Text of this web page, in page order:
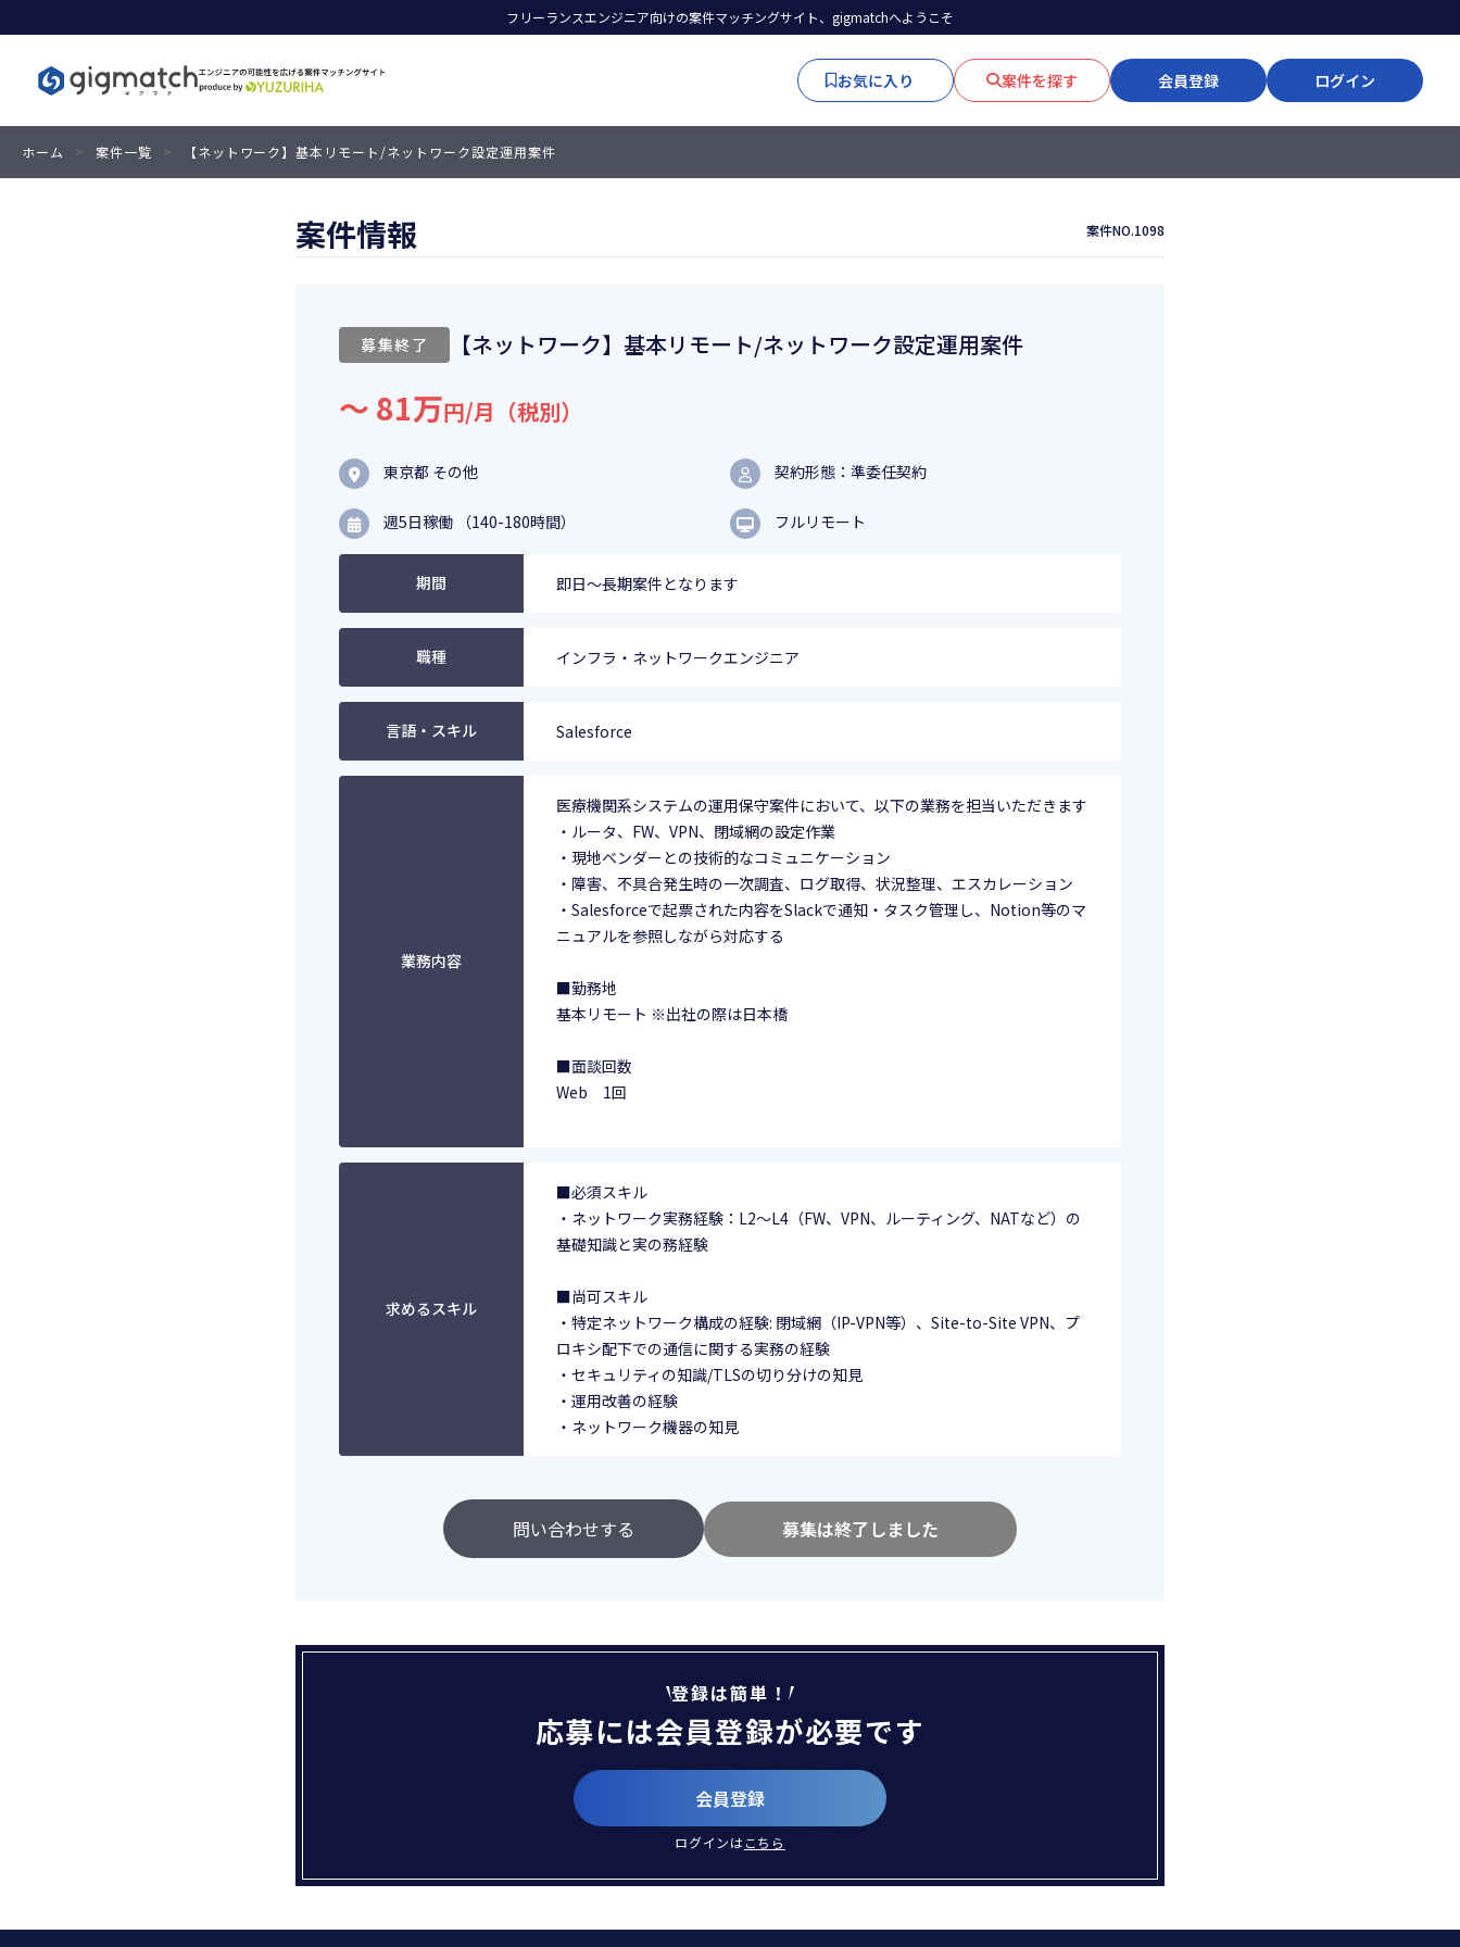
フリーランスエンジニア向けの案件マッチングサイト、gigmatchへようこそ
お気に入り 案件を探す 会員登録 ログイン
ホーム > 案件一覧 > 【ネットワーク】基本リモート/ネットワーク設定運用案件
案件情報 案件NO.1098
募集終了 【ネットワーク】基本リモート/ネットワーク設定運用案件
〜 81万円/月（税別）
東京都 その他 契約形態：準委任契約
週5日稼働 （140-180時間） フルリモート
期間 即日～長期案件となります
職種 インフラ・ネットワークエンジニア
言語・スキル Salesforce
業務内容
医療機関系システムの運用保守案件において、以下の業務を担当いただきます
・ルータ、FW、VPN、閉域網の設定作業
・現地ベンダーとの技術的なコミュニケーション
・障害、不具合発生時の一次調査、ログ取得、状況整理、エスカレーション
・Salesforceで起票された内容をSlackで通知・タスク管理し、Notion等のマ
ニュアルを参照しながら対応する
■勤務地
基本リモート ※出社の際は日本橋
■面談回数
Web 1回
求めるスキル
■必須スキル
・ネットワーク実務経験：L2～L4（FW、VPN、ルーティング、NATなど）の
基礎知識と実の務経験
■尚可スキル
・特定ネットワーク構成の経験: 閉域網（IP-VPN等）、Site-to-Site VPN、プ
ロキシ配下での通信に関する実務の経験
・セキュリティの知識/TLSの切り分けの知見
・運用改善の経験
・ネットワーク機器の知見
問い合わせする 募集は終了しました
登録は簡単！
応募には会員登録が必要です
会員登録
ログインはこちら